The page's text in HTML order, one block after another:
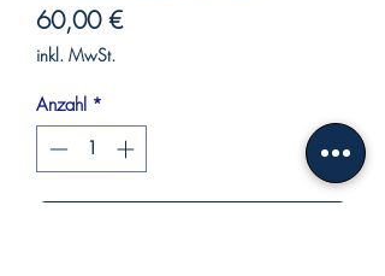
60,00 €Preis
inkl. MwSt.
Anzahl *